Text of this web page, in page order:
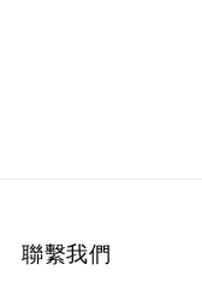
聯繫我們